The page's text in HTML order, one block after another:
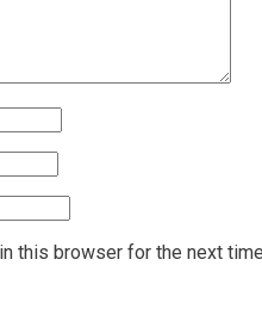
this browser for the next